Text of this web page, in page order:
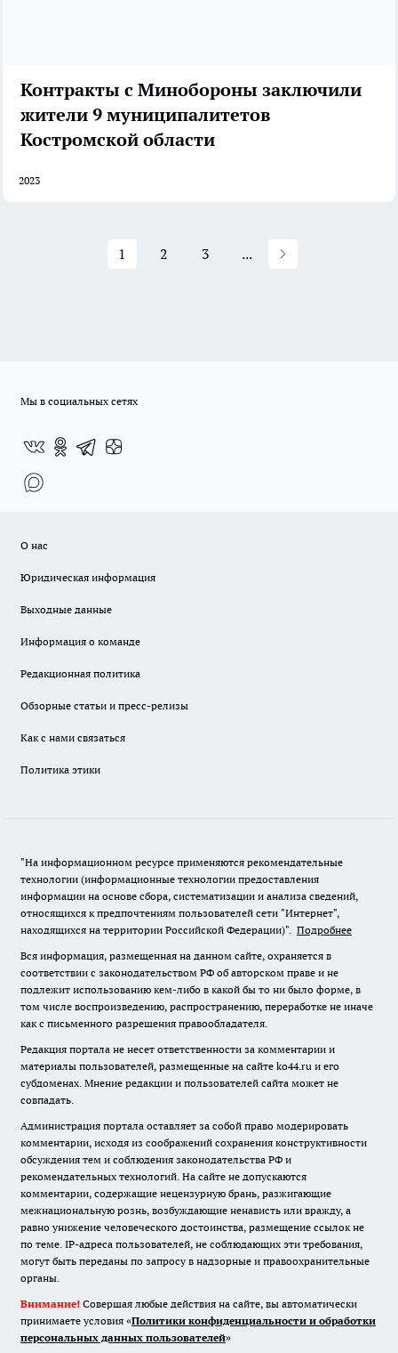
Контракты с Минобороны заключили
жители 9 муниципалитетов
Костромской области
2023
1 2 3 ...
Мы в социальных сетях
О нас
Юридическая информация
Выходные данные
Информация о команде
Редакционная политика
Обзорные статьи и пресс-релизы
Как с нами связаться
Политика этики
"На информационном ресурсе применяются рекомендательные
технологии (информационные технологии предоставления
информации на основе сбора, систематизации и анализа сведений,
относящихся к предпочтениям пользователей сети "Интернет",
находящихся на территории Российской Федерации)". Подробнее
Вся информация, размещенная на данном сайте, охраняется в
соответствии с законодательством РФ об авторском праве и не
подлежит использованию кем-либо в какой бы то ни было форме, в
том числе воспроизведению, распространению, переработке не иначе
как с письменного разрешения правообладателя.
Редакция портала не несет ответственности за комментарии и
материалы пользователей, размещенные на сайте ko44.ru и его
субдоменах. Мнение редакции и пользователей сайта может не
совпадать.
Администрация портала оставляет за собой право модерировать
комментарии, исходя из соображений сохранения конструктивности
обсуждения тем и соблюдения законодательства РФ и
рекомендательных технологий. На сайте не допускаются
комментарии, содержащие нецензурную брань, разжигающие
межнациональную рознь, возбуждающие ненависть или вражду, а
равно унижение человеческого достоинства, размещение ссылок не
по теме. IP-адреса пользователей, не соблюдающих эти требования,
могут быть переданы по запросу в надзорные и правоохранительные
органы.
Внимание! Совершая любые действия на сайте, вы автоматически
принимаете условия «Политики конфиденциальности и обработки
персональных данных пользователей»